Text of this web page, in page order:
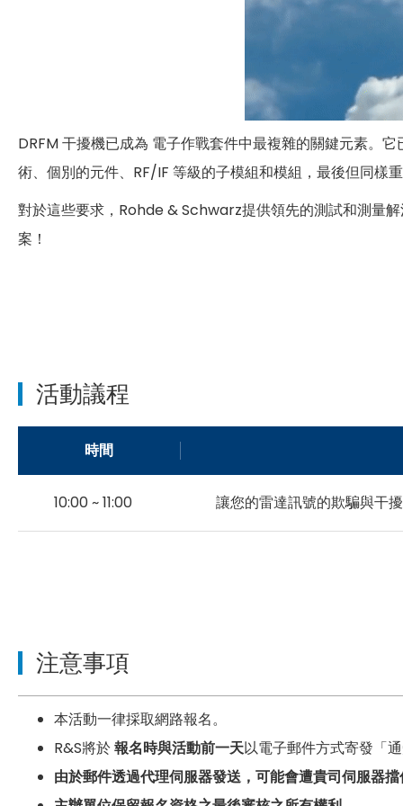
DRFM 干擾機已成為 電子作戰套件中最複雜的關鍵元素。
術、個別的元件、RF/IF 等級的子模組和模組，最後但同樣
對於這些要求，Rohde & Schwarz提供領先的測試和測量
案！
活動議程
時間
10:00 ~ 11:00 讓您的雷達訊號的欺騙與干
注意事項
本活動一律採取網路報名。
R&S將於報名時與活動前一天以電子郵件方式寄發「
由於郵件透過代理伺服器發送，可能會遭貴司伺服器